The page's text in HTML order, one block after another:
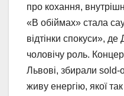
про кохання,
«В обіймах» стала
відтінки спокуси», де
чоловічу роль.
Львові, збирали
живу енергію, якої